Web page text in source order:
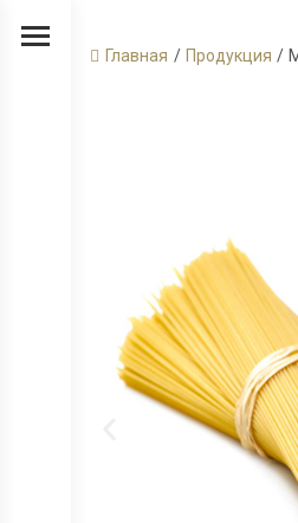
Главная / Продукция /